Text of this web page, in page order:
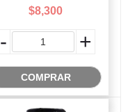
$8,300
- +
COMPRAR